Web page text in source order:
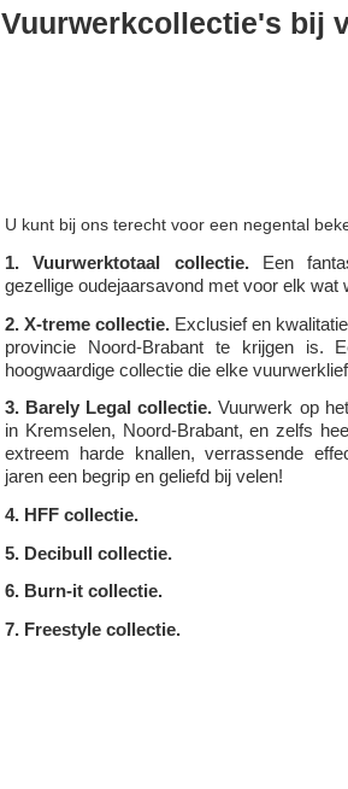
Vuurwerkcollectie's bij
U kunt bij ons terecht voor een negental
1. Vuurwerktotaal collectie.Een
gezellige oudejaarsavond met voor elk wat
2. X-treme collectie. Exclusief en
provincie Noord-Brabant te krijgen is.
hoogwaardige collectie die elke
3. Barely Legal collectie. Vuurwerk op
in Kremselen, Noord-Brabant, en zelfs
extreem harde knallen, verrassende
jaren een begrip en geliefd bij velen!
4. HFF collectie.
5. Decibull collectie.
6. Burn-it collectie.
7. Freestyle collectie.